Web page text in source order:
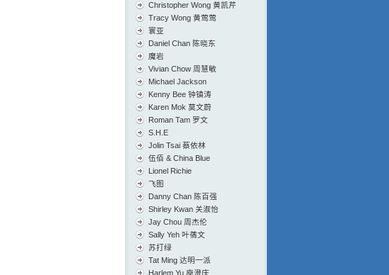
Christopher Wong 黄凯芹
Tracy Wong 黄莺莺
寰亚
Daniel Chan 陈晓东
魔岩
Vivian Chow 周慧敏
Michael Jackson
Kenny Bee 钟镇涛
Karen Mok 莫文蔚
Roman Tam 罗文
S.H.E
Jolin Tsai 蔡依林
伍佰 & China Blue
Lionel Richie
飞图
Danny Chan 陈百强
Shirley Kwan 关淑怡
Jay Chou 周杰伦
Sally Yeh 叶蒨文
苏打绿
Tat Ming 达明一派
Harlem Yu 庾澄庆